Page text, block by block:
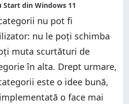
nu pot fi
nu le poți schimba
muta scurtături de
în alta. Drept urmare,
este o idee bună,
o face mai